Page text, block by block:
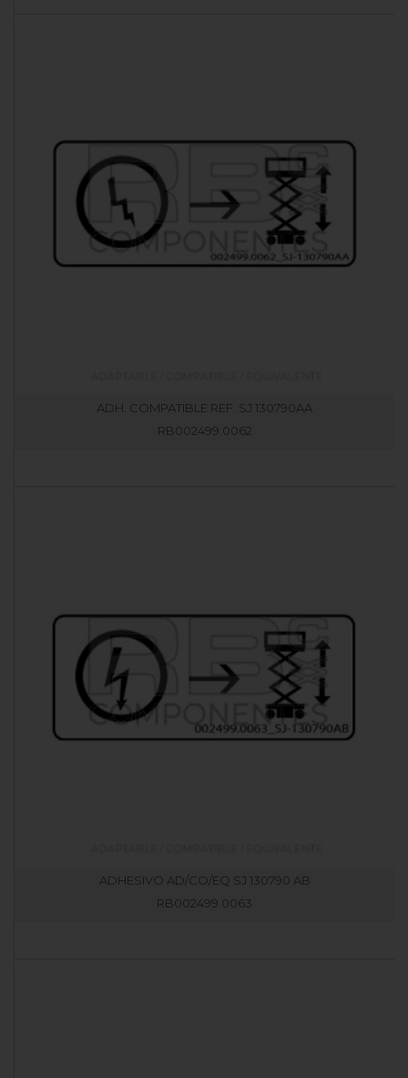
ADH. COMPATIBLE REF. SJ 130790AA
RB002499.0062
ADHESIVO AD/CO/EQ SJ 130790 AB
RB002499.0063